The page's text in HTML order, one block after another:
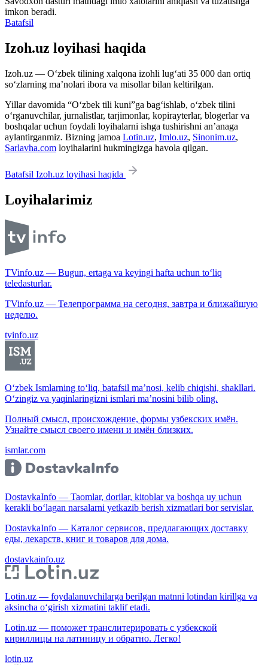
imkon beradi.
Batafsil
Izoh.uz loyihasi haqida
Izoh.uz — O‘zbek tilining xalqona izohli lug‘ati 35 000 dan ortiq
so‘zlarning ma’nolari ibora va misollar bilan keltirilgan.
Yillar davomida “O‘zbek tili kuni”ga bag‘ishlab, o‘zbek tilini
o‘rganuvchilar, jurnalistlar, tarjimonlar, kopirayterlar, blogerlar va
boshqalar uchun foydali loyihalarni ishga tushirishni an’anaga
aylantirganmiz. Bizning jamoa Lotin.uz, Imlo.uz, Sinonim.uz,
Sarlavha.com loyihalarini hukmingizga havola qilgan.
Batafsil Izoh.uz loyihasi haqida
Loyihalarimiz
TVinfo.uz — Bugun, ertaga va keyingi hafta uchun to‘liq
teledasturlar.
TVinfo.uz — Телепрограмма на сегодня, завтра и ближайшую
неделю.
tvinfo.uz
O‘zbek Ismlarning to‘liq, batafsil ma’nosi, kelib chiqishi, shakllari.
O‘zingiz va yaqinlaringizni ismlari ma’nosini bilib oling.
Полный смысл, происхождение, формы узбекских имён.
Узнайте смысл своего имени и имён близких.
ismlar.com
DostavkaInfo — Taomlar, dorilar, kitoblar va boshqa uy uchun
kerakli bo‘lagan narsalarni yetkazib berish xizmatlari bor servislar.
DostavkaInfo — Каталог сервисов, предлагающих доставку
еды, лекарств, книг и товаров для дома.
dostavkainfo.uz
Lotin.uz — foydalanuvchilarga berilgan matnni lotindan kirillga va
aksincha o‘girish xizmatini taklif etadi.
Lotin.uz — поможет транслитерировать с узбекской
кириллицы на латиницу и обратно. Легко!
lotin.uz